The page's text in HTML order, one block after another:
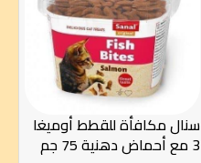
سنال مكافأة للقطط أوميغا
3 مع أحماض دهنية 75 جم